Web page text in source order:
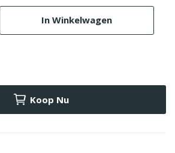
In Winkelwagen
Koop Nu